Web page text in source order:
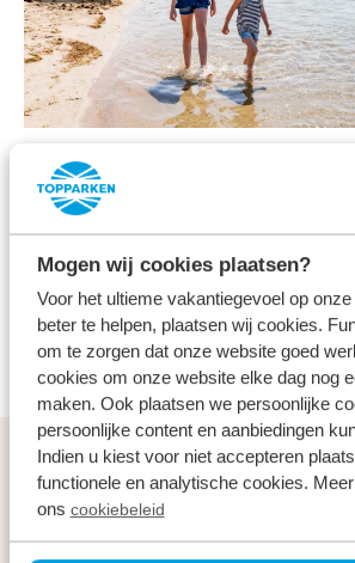
Mogen wij cookies plaatsen?
Voor het ultieme vakantiegevoel op
beter te helpen, plaatsen wij cookies.
om te zorgen dat onze website goed
cookies om onze website elke dag nog
maken. Ook plaatsen we persoonlijke
persoonlijke content en aanbiedingen
Indien u kiest voor niet accepteren
functionele en analytische cookies.
ons cookiebeleid
Recreatieplas
Wilt u een middagje eropuit?
slechts 20 autominuten van ons
een middagje zwemmen, huur een
van een verfrissend drankje op
Algemeen
Service & contact